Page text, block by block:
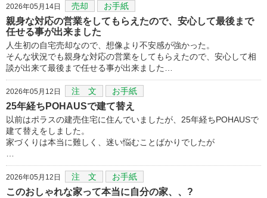
2026年05月14日 売却 お手紙
親身な対応の営業をしてもらえたので、安心して最後まで
任せる事が出来ました
人生初の自宅売却なので、想像より不安感が強かった。
そんな状況でも親身な対応の営業をしてもらえたので、安心して相
談が出来て最後まで任せる事が出来ました…
2026年05月12日 注 文 お手紙
25年経ちPOHAUSで建て替え
以前はポラスの建売住宅に住んでいましたが、25年経ちPOHAUSで
建て替えをしました。
家づくりは本当に難しく、迷い悩むことばかりでしたが
2026年05月12日 注 文 お手紙
このおしゃれな家って本当に自分の家、、?